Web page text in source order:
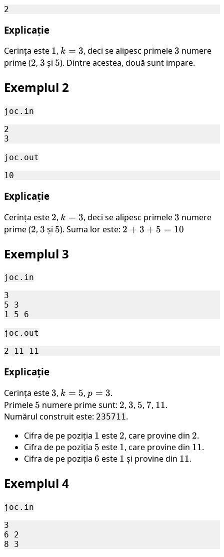
Explicație
Cerința este 1
1, k=3
k = 3, deci se alipesc primele3
3 numere
prime (2
2, 3
3 și 5
5). Dintre acestea, două sunt impare.
Exemplul 2
joc.in
2
joc.out
Explicație
Cerința este 2
2, k=3
k = 3, deci se alipesc primele3
3 numere
prime (2
2, 3
3 și 5
5). Suma lor este: 2+3+5=10
2 + 3 + 5 = 10
Exemplul 3
joc.in
3
5 3
joc.out
Explicație
Cerința este3
3, k=5
k = 5,p=3
p = 3.
Primele 5
5 numere prime sunt: 2
2, 3
3, 5
5, 7
7, 11
11.
Numărul construit este: 235711.
Cifra de pe poziția 1
1 este 2
2, care provine din 2
2.
Cifra de pe poziția 5
5 este 1
1, care provine din 11
11.
Cifra de pe poziția 6
6 este 1
1 și provine din 11
11.
Exemplul 4
joc.in
3
6 2